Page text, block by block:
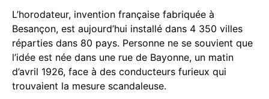
L’horodateur, invention française fabriquée à
Besançon, est aujourd’hui installé dans 4 350 villes
réparties dans 80 pays. Personne ne se souvient que
l’idée est née dans une rue de Bayonne, un matin
d’avril 1926, face à des conducteurs furieux qui
trouvaient la mesure scandaleuse.